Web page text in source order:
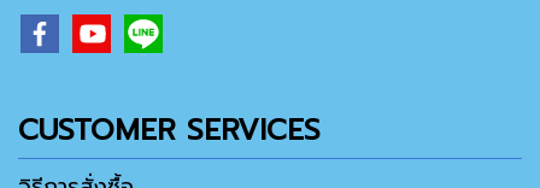
CUSTOMER SERVICES